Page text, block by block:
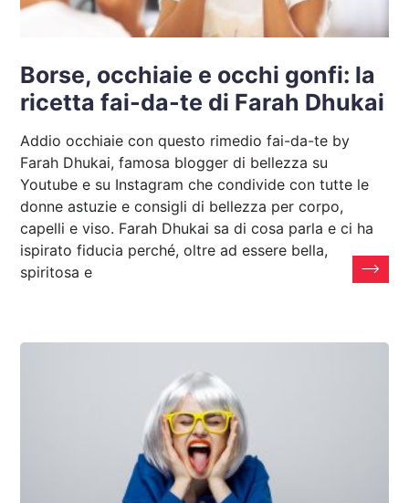
Borse, occhiaie e occhi gonfi: la
ricetta fai-da-te di Farah Dhukai
Addio occhiaie con questo rimedio fai-da-te by
Farah Dhukai, famosa blogger di bellezza su
Youtube e su Instagram che condivide con tutte le
donne astuzie e consigli di bellezza per corpo,
capelli e viso. Farah Dhukai sa di cosa parla e ci ha
ispirato fiducia perché, oltre ad essere bella,
spiritosa e